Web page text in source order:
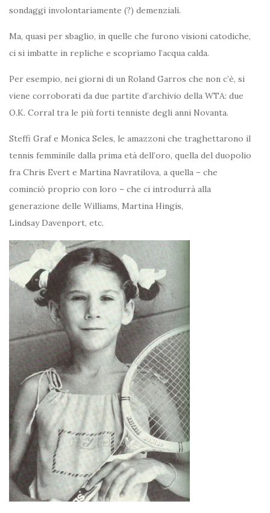
sondaggi involontariamente (?) demenziali.
Ma, quasi per sbaglio, in quelle che furono visioni catodiche,
ci si imbatte in repliche e scopriamo l’acqua calda.
Per esempio, nei giorni di un Roland Garros che non c’è, si
viene corroborati da due partite d’archivio della WTA: due
O.K. Corral tra le più forti tenniste degli anni Novanta.
Steffi Graf e Monica Seles, le amazzoni che traghettarono il
tennis femminile dalla prima età dell’oro, quella del duopolio
fra Chris Evert e Martina Navratilova, a quella – che
cominciò proprio con loro – che ci introdurrà alla
generazione delle Williams, Martina Hingis,
Lindsay Davenport, etc.